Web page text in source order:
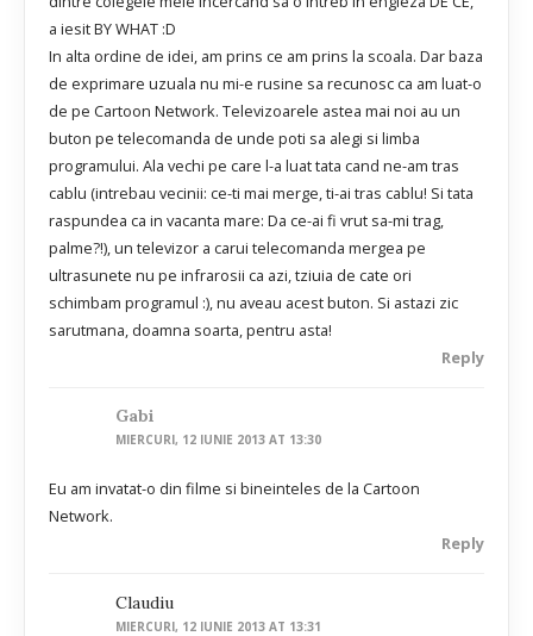
a iesit BY WHAT :D
In alta ordine de idei, am prins ce am prins la scoala. Dar baza
de exprimare uzuala nu mi-e rusine sa recunosc ca am luat-o
de pe Cartoon Network. Televizoarele astea mai noi au un
buton pe telecomanda de unde poti sa alegi si limba
programului. Ala vechi pe care l-a luat tata cand ne-am tras
cablu (intrebau vecinii: ce-ti mai merge, ti-ai tras cablu! Si tata
raspundea ca in vacanta mare: Da ce-ai fi vrut sa-mi trag,
palme?!), un televizor a carui telecomanda mergea pe
ultrasunete nu pe infrarosii ca azi, tziuia de cate ori
schimbam programul :), nu aveau acest buton. Si astazi zic
sarutmana, doamna soarta, pentru asta!
Reply
Gabi
MIERCURI, 12 IUNIE 2013 AT 13:30
Eu am invatat-o din filme si bineinteles de la Cartoon
Network.
Reply
Claudiu
MIERCURI, 12 IUNIE 2013 AT 13:31